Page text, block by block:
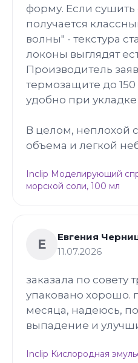
форму. Если
получается
волны" - текстура
локоны выглядят
Производитель
термозащите до 150
удобно при
В целом, неплохой
объема и легкой
Inclip Моделирующий
морской соли, 100 мл
Е
Евгения
11.07.2026
заказала по совету
упаковано хорошо.
месяца, надеюсь,
выпадение и
Inclip Кислородная